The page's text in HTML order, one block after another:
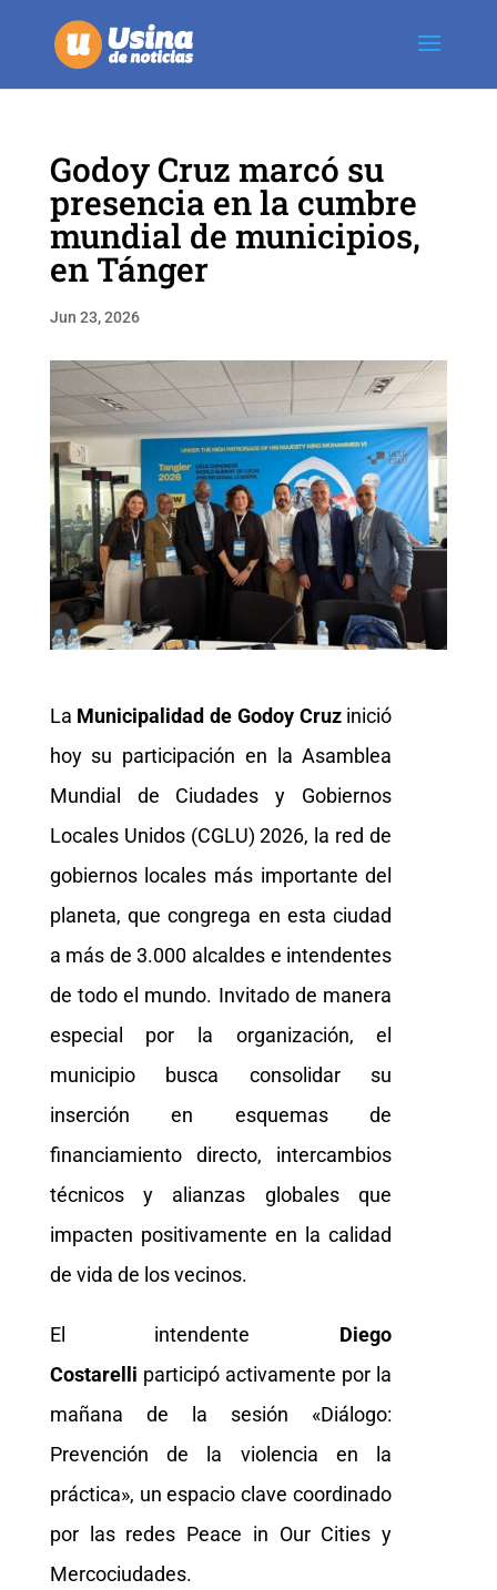
Godoy Cruz marcó su
presencia en la cumbre
mundial de municipios,
en Tánger
Jun 23, 2026
La Municipalidad de Godoy Cruzinició
hoy su participación en la Asamblea
Mundial de Ciudades y Gobiernos
Locales Unidos (CGLU) 2026, la red de
gobiernos locales más importante del
planeta, que congrega en esta ciudad
a más de 3.000 alcaldes e intendentes
de todo el mundo. Invitado de manera
especial por la organización, el
municipio busca consolidar su
inserción en esquemas de
financiamiento directo, intercambios
técnicos y alianzas globales que
impacten positivamente en la calidad
de vida de los vecinos.
El intendente Diego
Costarelli participó activamente por la
mañana de la sesión «Diálogo:
Prevención de la violencia en la
práctica», un espacio clave coordinado
por las redes Peace in Our Cities y
Mercociudades.